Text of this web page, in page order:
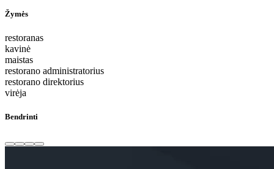
Žymės
restoranas
kavinė
maistas
restorano administratorius
restorano direktorius
virėja
Bendrinti